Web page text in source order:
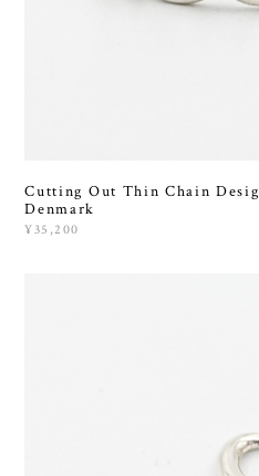
Cutting Out Thin Chain
Denmark
¥35,200